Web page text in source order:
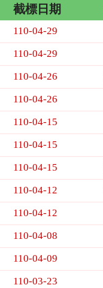
截標日期
110-04-29
110-04-29
110-04-26
110-04-26
110-04-15
110-04-15
110-04-15
110-04-12
110-04-12
110-04-08
110-04-09
110-03-23